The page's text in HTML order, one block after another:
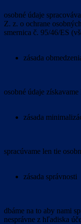
osobné údaje
Z. z. o ochrane
smernica č. 95/46/ES
zásada
osobné údaje
zásada
spracúvame len tie
zásada správnosti
dbáme na to aby nami
nesprávne z hľadiska